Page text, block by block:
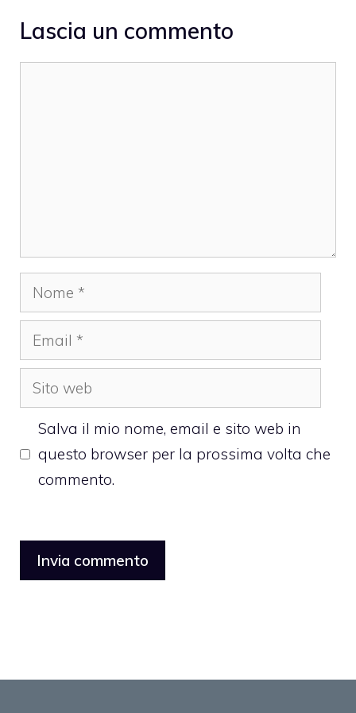
Lascia un commento
Nome
Email
Sito
web
Salva il mio nome, email e sito web in
questo browser per la prossima volta che
commento.